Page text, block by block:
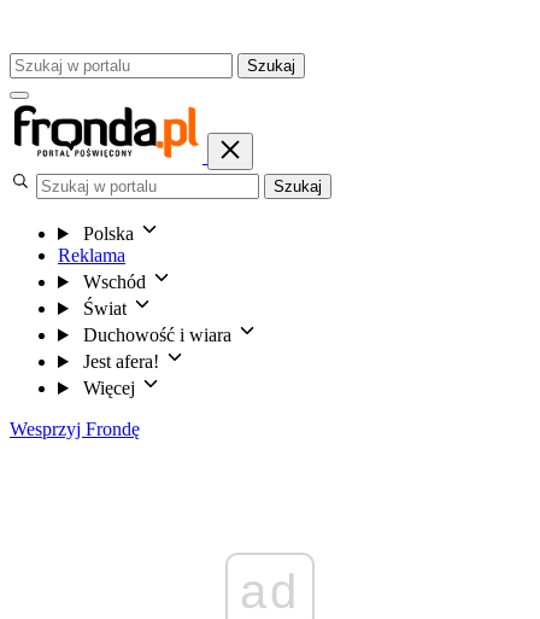
Szukaj
Szukaj
Polska
Reklama
Wschód
Świat
Duchowość i wiara
Jest afera!
Więcej
Wesprzyj Frondę
ad